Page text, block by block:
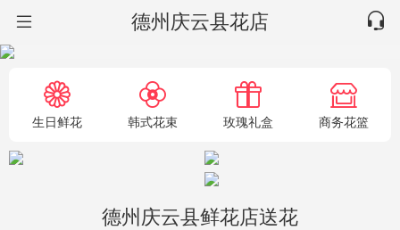
德州庆云县花店
生日鲜花 韩式花束 玫瑰礼盒 商务花篮
德州庆云县鲜花店送花